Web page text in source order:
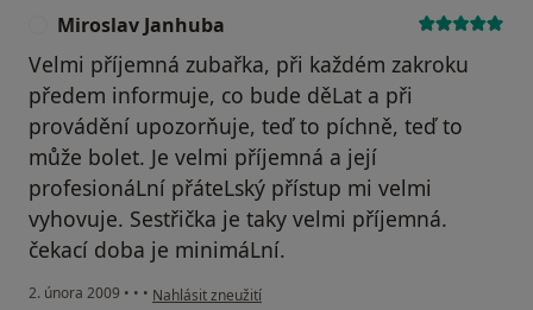
Miroslav Janhuba
Velmi příjemná zubařka, při každém zakroku
předem informuje, co bude děLat a při
provádění upozorňuje, teď to píchně, teď to
může bolet. Je velmi příjemná a její
profesionáLní přáteLský přístup mi velmi
vyhovuje. Sestřička je taky velmi příjemná.
čekací doba je minimáLní.
2. února 2009 • • • podle názoru uživatele Miroslav Janhuba
Nahlásit zneužití